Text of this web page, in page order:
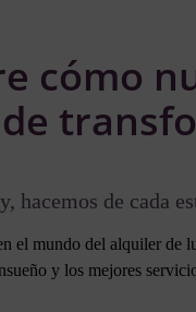
cómo
hacemos de cada
el mundo del alquiler de
y los mejores